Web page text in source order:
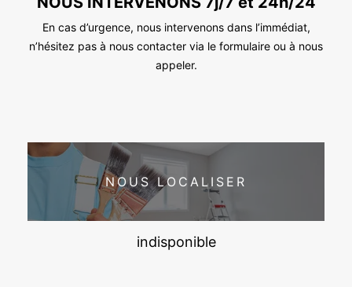
En cas d’urgence, nous intervenons dans l’immédiat,
n’hésitez pas à nous contacter via le formulaire ou à nous
appeler.
NOUS LOCALISER
indisponible